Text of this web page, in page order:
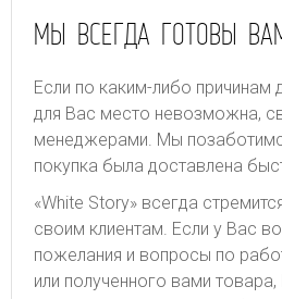
МЫ ВСЕГДА ГОТОВЫ
Если по каким-либо причинам
для Вас место невозможна,
менеджерами. Мы
покупка была доставлена
«White Story» всегда
своим клиентам. Если у Вас
пожелания и вопросы по
или полученного вами